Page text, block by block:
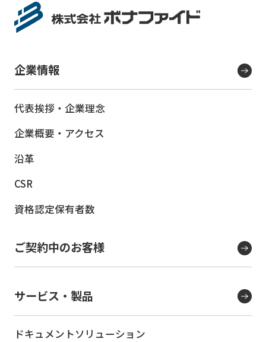
企業情報
代表挨拶・企業理念
企業概要・アクセス
沿革
CSR
資格認定保有者数
ご契約中のお客様
サービス・製品
ドキュメントソリューション